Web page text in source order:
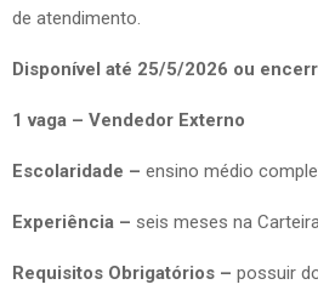
de atendimento.
Disponível até 25/5/2026 ou
1 vaga – Vendedor Externo
Escolaridade – ensino médio
Experiência – seis meses na
Requisitos Obrigatórios – possuir